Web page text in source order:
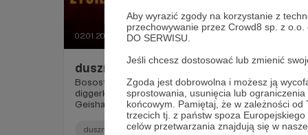
Aby wyrazić zgody na korzystanie z
przechowywanie przez Crowd8 sp. z
DO SERWISU.
Jeśli chcesz dostosować lub zmienić
Zgoda jest dobrowolna i możesz ją
sprostowania, usunięcia lub
końcowym. Pamiętaj, że w zależności
trzecich tj. z państw spoza
celów przetwarzania znajdują się w
02.01.2025 Brak komentarzy
dusznø podcast #14 - Virtual Geisha
Bosostopa Dj-ka z papierosem, edukatorka,
diggerka, która porzuciła teatr dla winyli, czyli Virtual
Geisha in her full force.
dusznø dusznøpodcast djing +5